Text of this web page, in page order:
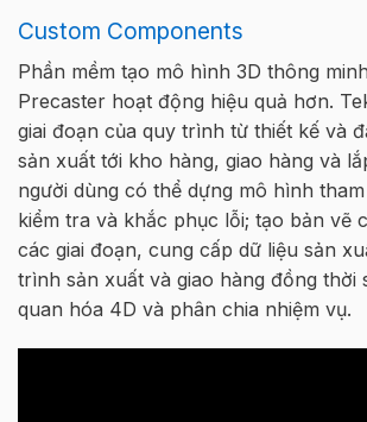
Custom Components
Phần mềm tạo mô hình 3D thông
Precaster hoạt động hiệu quả hơn.
giai đoạn của quy trình từ thiết kế và
sản xuất tới kho hàng, giao hàng và
người dùng có thể dựng mô hình
kiểm tra và khắc phục lỗi; tạo bản vẽ
các giai đoạn, cung cấp dữ liệu sản
trình sản xuất và giao hàng đồng thời
quan hóa 4D và phân chia nhiệm vụ.